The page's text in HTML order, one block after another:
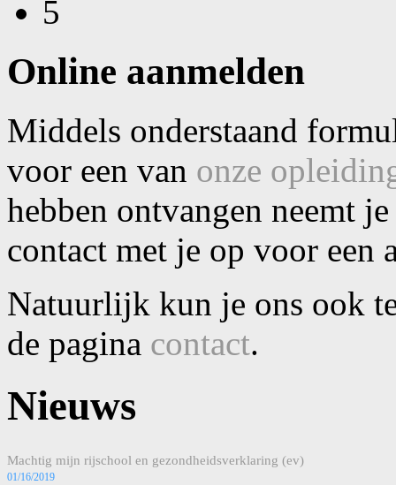
Online aanmelden
Middels onderstaand
voor een van onze
hebben ontvangen neemt
contact met je op voor een
Natuurlijk kun je ons ook
de pagina contact.
Nieuws
Machtig mijn rijschool en gezondheidsverklaring (ev)
01/16/2019